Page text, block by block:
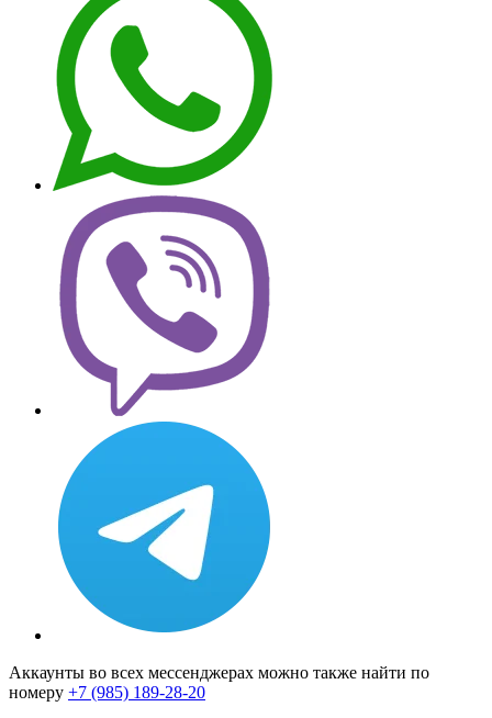
Аккаунты во всех мессенджерах можно также найти по
номеру +7 (985) 189-28-20